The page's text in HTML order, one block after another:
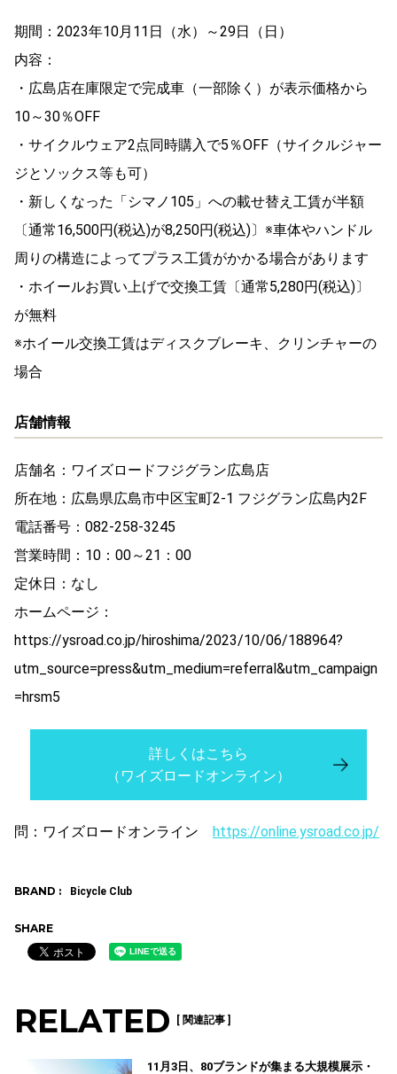
期間：2023年10月11日（水）～29日（日）
内容：
・広島店在庫限定で完成車（一部除く）が表示価格から
10～30％OFF
・サイクルウェア2点同時購入で5％OFF（サイクルジャー
ジとソックス等も可）
・新しくなった「シマノ105」への載せ替え工賃が半額
〔通常16,500円(税込)が8,250円(税込)〕※車体やハンドル
周りの構造によってプラス工賃がかかる場合があります
・ホイールお買い上げで交換工賃〔通常5,280円(税込)〕
が無料
※ホイール交換工賃はディスクブレーキ、クリンチャーの
場合
店舗情報
店舗名：ワイズロードフジグラン広島店
所在地：広島県広島市中区宝町2-1 フジグラン広島内2F
電話番号：082-258-3245
営業時間：10：00～21：00
定休日：なし
ホームページ：
https://ysroad.co.jp/hiroshima/2023/10/06/188964?
utm_source=press&utm_medium=referral&utm_campaign
=hrsm5
詳しくはこちら
（ワイズロードオンライン）
問：ワイズロードオンライン https://online.ysroad.co.jp/
BRAND : Bicycle Club
SHARE
RELATED [ 関連記事 ]
11月3日、80ブランドが集まる大規模展示・